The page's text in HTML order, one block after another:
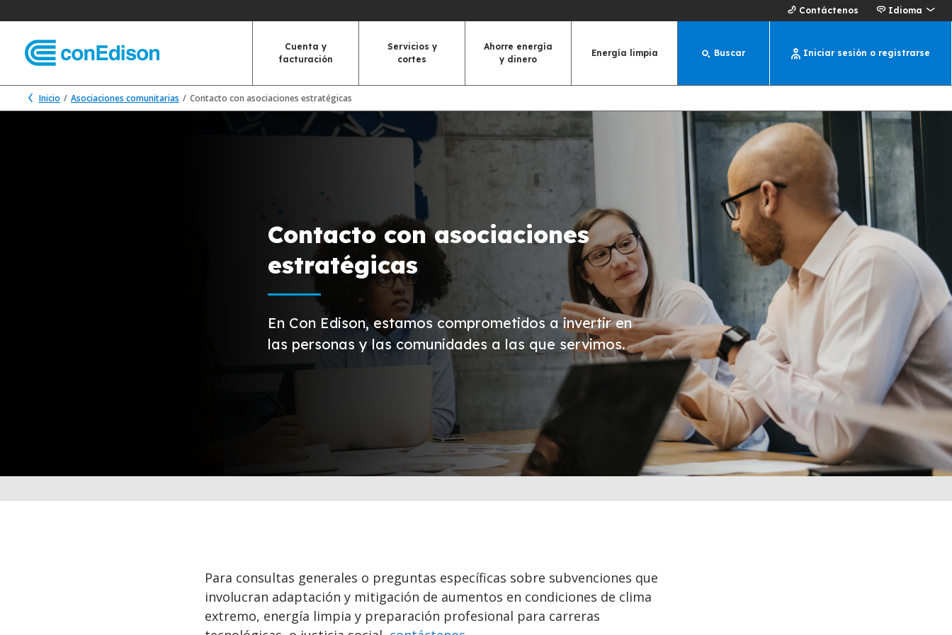
Contáctenos Idioma
Cuenta y
facturación
Servicios y
cortes
Ahorre energía
y dinero
Energía limpia Buscar Iniciar sesión o registrarse
Inicio Asociaciones comunitarias Contacto con asociaciones estratégicas
Contacto con asociaciones
estratégicas
En Con Edison, estamos comprometidos a invertir en
las personas y las comunidades a las que servimos.
Para consultas generales o preguntas específicas sobre subvenciones que
involucran adaptación y mitigación de aumentos en condiciones de clima
extremo, energía limpia y preparación profesional para carreras